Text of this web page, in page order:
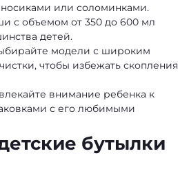
или соломинками.
с объемом от 350 до 600 мл
детей.
модели с широким
чтобы избежать скопления
внимание ребенка к
с его любимыми
бутылки